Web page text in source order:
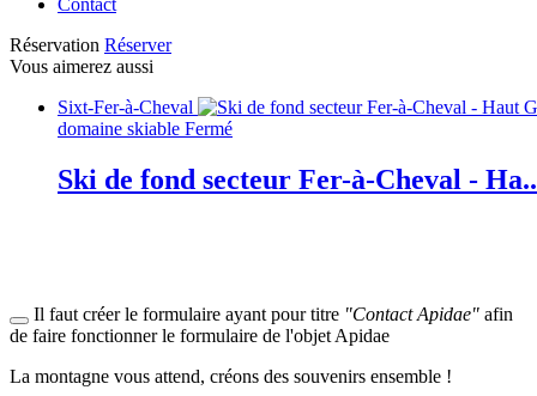
Contact
Réservation Réserver
Vous aimerez aussi
Sixt-Fer-à-Cheval
domaine skiable Fermé
Ski de fond secteur Fer-à-Cheval -
Il faut créer le formulaire ayant pour titre "Contact Apidae" afin
de faire fonctionner le formulaire de l'objet Apidae
La montagne vous attend, créons des souvenirs ensemble !